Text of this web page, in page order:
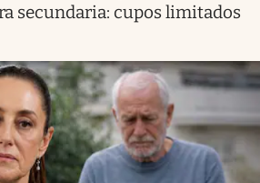
secundaria: cupos limitados